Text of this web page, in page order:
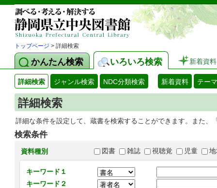
トップページ > 詳細検索
かんたん検索 いろいろ検索 新着資料
詳細検索 ジャンル検索 NDC分類検索 新着資料 テー
詳細検索
詳細な条件を設定して、蔵書を検索することができます。また
検索条件
資料種別 図書 雑誌 視聴覚 児童
キーワード１
キーワード２